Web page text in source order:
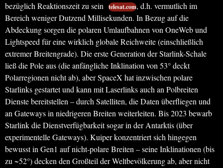
bezüglich Reaktionszeit zu sein telesat.com, d.h. vermutlich im
Bereich weniger Dutzend Millisekunden. In Bezug auf die
Abdeckung sorgen die polaren Umlaufbahnen von OneWeb und
Lightspeed für eine wirklich globale Reichweite (einschließlich
extremer Breitengrade). Die erste Generation der Starlink-Schale
ließ die Pole aus (die anfängliche Inklination von 53° deckt
Polarregionen nicht ab), aber SpaceX hat inzwischen polare
Starlinks gestartet und kann mit Laserlinks auch an Polbreiten
Dienste bereitstellen – durch Satelliten, die Daten überfliegen und
an Gateways in niedrigeren Breiten weiterleiten. Bis 2023 bewarb
Starlink die Dienstverfügbarkeit sogar in der Antarktis (über
experimentelle Gateways). Kuiper konzentriert sich hingegen
bewusst in Gen1 auf nicht-polare Breiten – seine Inklinationen (bis
zu ~52°) decken den Großteil der Weltbevölkerung ab, aber nicht